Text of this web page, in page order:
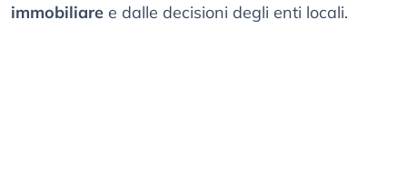
immobiliare e dalle decisioni degli enti locali.